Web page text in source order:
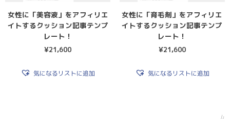
女性に「美容液」をアフィリエ
イトするクッション記事テンプ
レート！
¥21,600
気になるリストに追加
女性に「育毛剤」をアフィリエ
イトするクッション記事テンプ
レート！
¥21,600
気になるリストに追加